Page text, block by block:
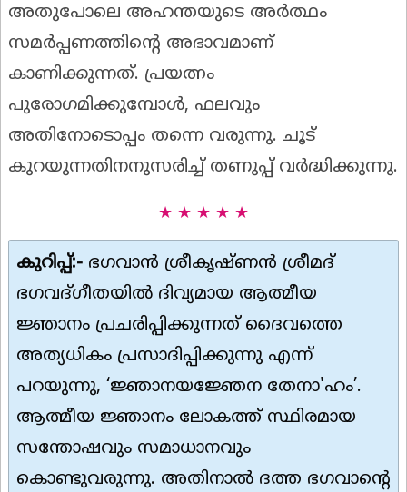
അതുപോലെ അഹന്തയുടെ അർത്ഥം
സമർപ്പണത്തിന്റെ അഭാവമാണ്
കാണിക്കുന്നത്. പ്രയത്നം
പുരോഗമിക്കുമ്പോൾ, ഫലവും
അതിനോടൊപ്പം തന്നെ വരുന്നു. ചൂട്
കുറയുന്നതിനനുസരിച്ച് തണുപ്പ് വർദ്ധിക്കുന്നു.
★ ★ ★ ★ ★
കുറിപ്പ്:- ഭഗവാൻ ശ്രീകൃഷ്ണൻ ശ്രീമദ്
ഭഗവദ്ഗീതയിൽ ദിവ്യമായ ആത്മീയ
ജ്ഞാനം പ്രചരിപ്പിക്കുന്നത് ദൈവത്തെ
അത്യധികം പ്രസാദിപ്പിക്കുന്നു എന്ന്
പറയുന്നു, ‘ജ്ഞാനയജ്ഞേന തേനാ'ഹം’.
ആത്മീയ ജ്ഞാനം ലോകത്ത് സ്ഥിരമായ
സന്തോഷവും സമാധാനവും
കൊണ്ടുവരുന്നു. അതിനാൽ ദത്ത ഭഗവാന്റെ